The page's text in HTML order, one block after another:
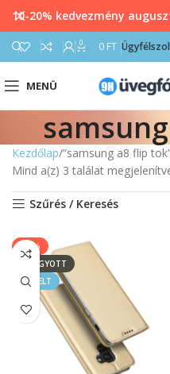
0 0 FT
MENÜ
Kezdőlap “samsung a8 flip
Mind a(z) 3 találat
Szűrés / Keresés
-50%
ELFOGYOTT
KIEMELT
10-20% kedvezmény